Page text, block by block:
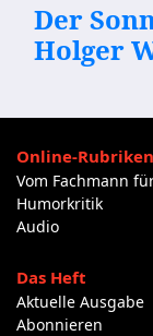
Der
Holger
Online-Rubriken
Vom Fachmann
Humorkritik
Audio
Das Heft
Aktuelle Ausgabe
Abonnieren